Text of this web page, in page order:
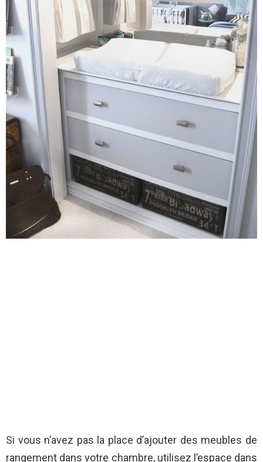
Si vous n’avez pas la place d’ajouter des meubles de
rangement dans votre chambre, utilisez l’espace dans